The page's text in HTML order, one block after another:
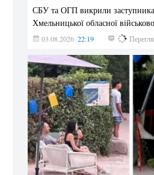
СБУ та ОГП викрили
Хмельницької обласної
03.08.2026 22:19 862